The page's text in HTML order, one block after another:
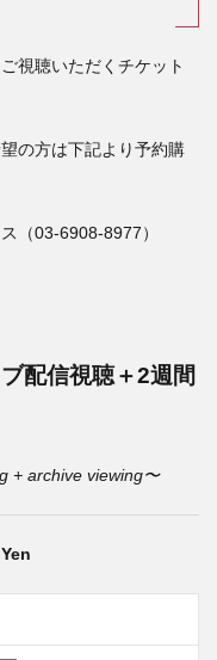
視聴いただくチケット
の方は下記より予約購
（03-6908-8977）
配信視聴＋2週間
+ archive viewing〜